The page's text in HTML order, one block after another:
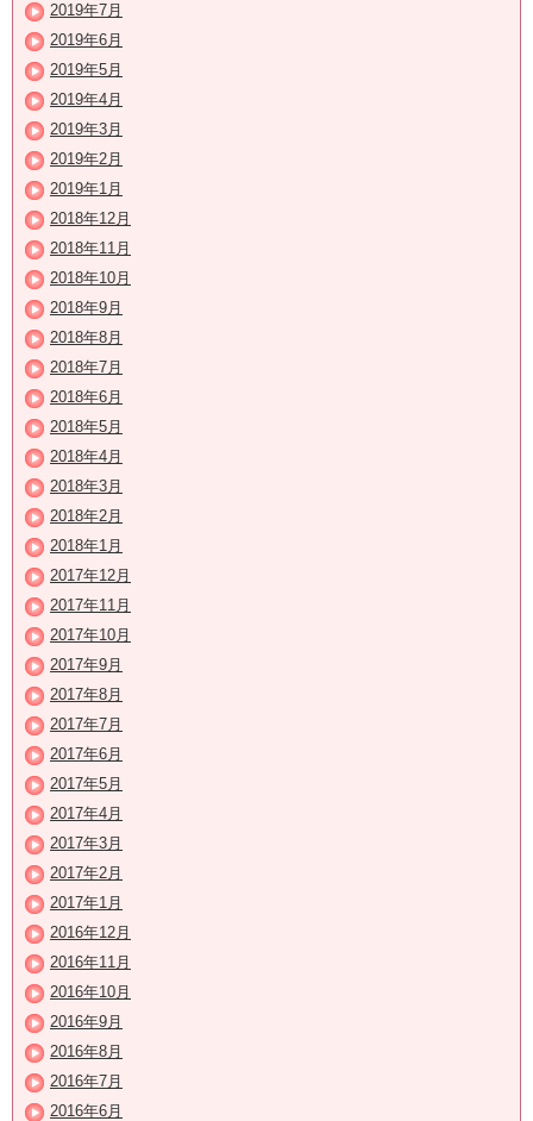
2019年7月
2019年6月
2019年5月
2019年4月
2019年3月
2019年2月
2019年1月
2018年12月
2018年11月
2018年10月
2018年9月
2018年8月
2018年7月
2018年6月
2018年5月
2018年4月
2018年3月
2018年2月
2018年1月
2017年12月
2017年11月
2017年10月
2017年9月
2017年8月
2017年7月
2017年6月
2017年5月
2017年4月
2017年3月
2017年2月
2017年1月
2016年12月
2016年11月
2016年10月
2016年9月
2016年8月
2016年7月
2016年6月